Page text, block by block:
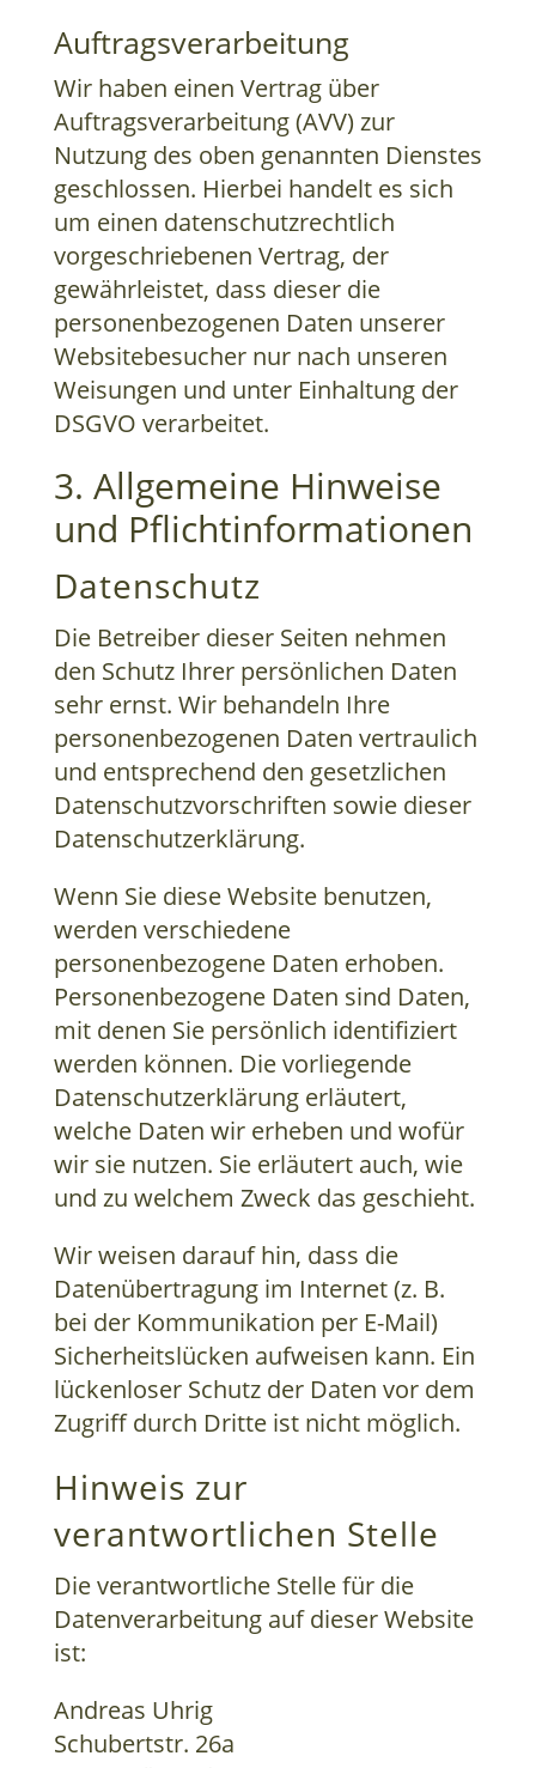
Auftragsverarbeitung
Wir haben einen Vertrag über
Auftragsverarbeitung (AVV) zur
Nutzung des oben genannten Dienstes
geschlossen. Hierbei handelt es sich
um einen datenschutzrechtlich
vorgeschriebenen Vertrag, der
gewährleistet, dass dieser die
personenbezogenen Daten unserer
Websitebesucher nur nach unseren
Weisungen und unter Einhaltung der
DSGVO verarbeitet.
3. Allgemeine Hinweise
und Pflicht­informationen
Datenschutz
Die Betreiber dieser Seiten nehmen
den Schutz Ihrer persönlichen Daten
sehr ernst. Wir behandeln Ihre
personenbezogenen Daten vertraulich
und entsprechend den gesetzlichen
Datenschutzvorschriften sowie dieser
Datenschutzerklärung.
Wenn Sie diese Website benutzen,
werden verschiedene
personenbezogene Daten erhoben.
Personenbezogene Daten sind Daten,
mit denen Sie persönlich identifiziert
werden können. Die vorliegende
Datenschutzerklärung erläutert,
welche Daten wir erheben und wofür
wir sie nutzen. Sie erläutert auch, wie
und zu welchem Zweck das geschieht.
Wir weisen darauf hin, dass die
Datenübertragung im Internet (z. B.
bei der Kommunikation per E-Mail)
Sicherheitslücken aufweisen kann. Ein
lückenloser Schutz der Daten vor dem
Zugriff durch Dritte ist nicht möglich.
Hinweis zur
verantwortlichen Stelle
Die verantwortliche Stelle für die
Datenverarbeitung auf dieser Website
ist:
Andreas Uhrig
Schubertstr. 26a